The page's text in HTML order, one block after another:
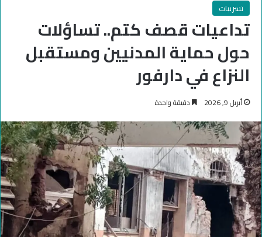
تسريبات
تداعيات قصف كتم.. تساؤلات
حول حماية المدنيين ومستقبل
النزاع في دارفور
أبريل 9, 2026 دقيقة واحدة